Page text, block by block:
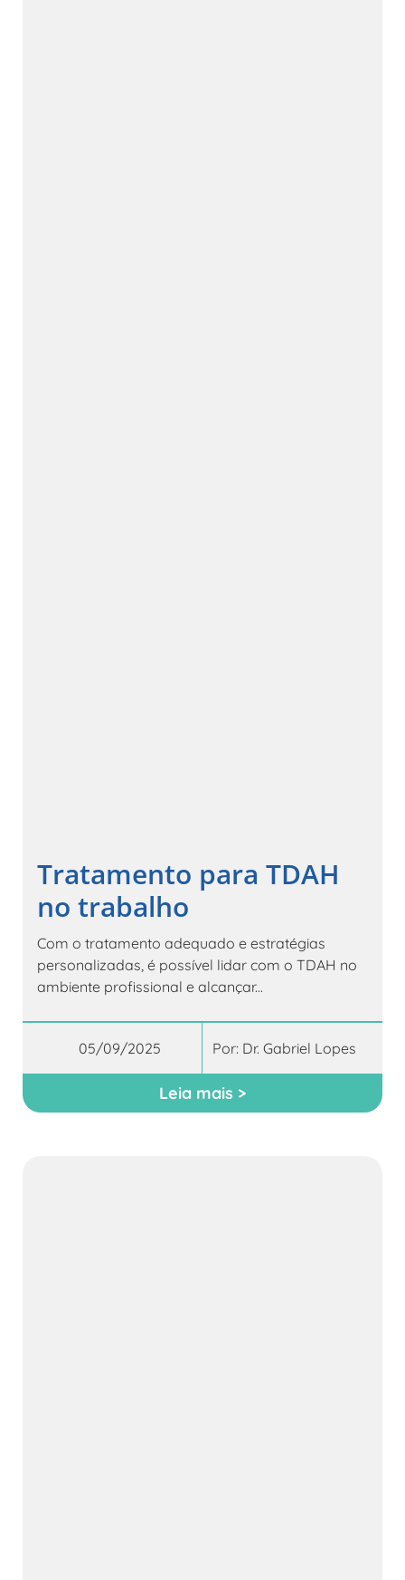
Tratamento para TDAH
no trabalho
Com o tratamento adequado e estratégias
personalizadas, é possível lidar com o TDAH no
ambiente profissional e alcançar...
05/09/2025 Por: Dr. Gabriel Lopes
Leia mais >